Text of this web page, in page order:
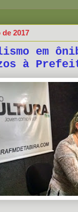
2017
em
à